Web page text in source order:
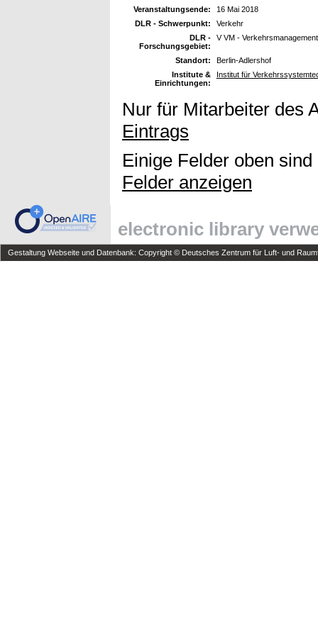
Veranstaltungsende:
16 Mai 2018
DLR - Schwerpunkt:
Verkehr
DLR -
Forschungsgebiet:
V VM - Verkehrsmanagement
Standort:
Berlin-Adlershof
Institute &
Einrichtungen:
Institut für
Nur für Mitarbeiter des
Eintrags
Einige Felder oben
Felder anzeigen
electronic library
Gestaltung Webseite und Datenbank: Copyright © Deutsches Zentrum für Luft- und